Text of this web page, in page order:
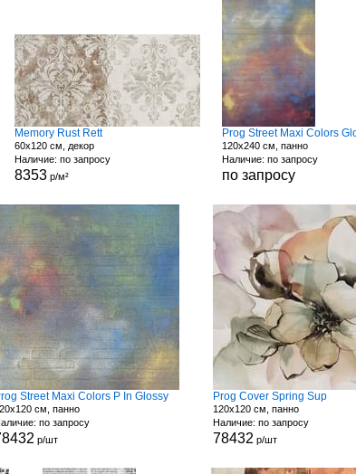
Memory Rust Rett
60x120 см, декор
Наличие: по запросу
8353р/м²
Prog Street Maxi Colors
120x240 см, панно
Наличие: по запросу
по запросу
Street Maxi Colors P In Glossy
см, панно
по запросу
р/шт
Prog Cover Spring Sup
120x120 см, панно
Наличие: по запросу
78432 р/шт